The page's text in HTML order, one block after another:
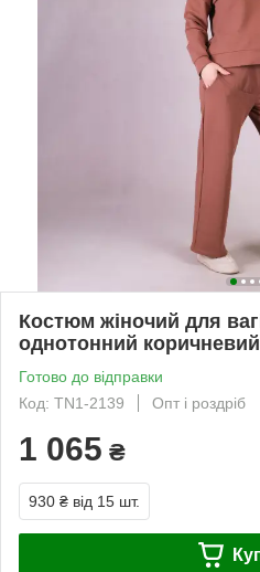
Костюм жіночий для
однотонний
Готово до відправки
Код: ТN1-2139
Опт і роздріб
1 065 ₴
930 ₴ від 15 шт.